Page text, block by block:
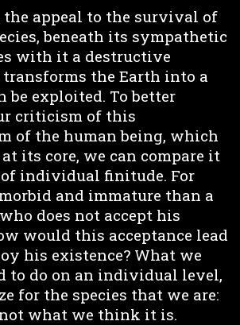
the appeal to the survival of
beneath its sympathetic
with it a destructive
the Earth into a
be exploited. To better
criticism of this
of the human being, which
its core, we can compare it
individual finitude. For
and immature than a
does not accept his
would this acceptance lead
his existence? What we
to do on an individual level,
for the species that we are:
what we think it is.